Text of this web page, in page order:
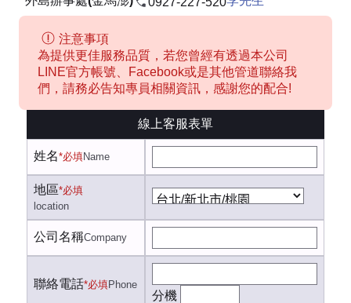
注意事項
為提供更佳服務品質，若您曾經有透過本公司
LINE官方帳號、Facebook或是其他管道聯絡我
們，請務必告知專員相關資訊，感謝您的配合!
線上客服表單
姓名*必填Name
地區*必填
location
公司名稱Company
聯絡電話*必填Phone
分機